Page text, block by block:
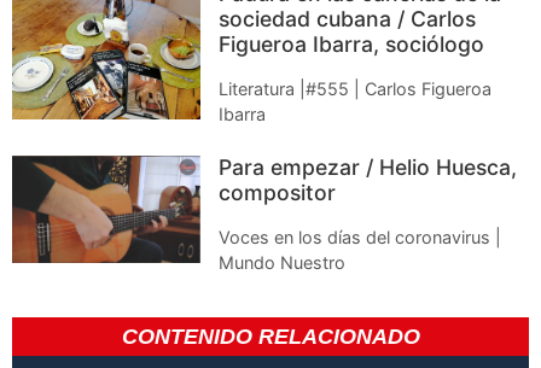
sociedad cubana / Carlos
Figueroa Ibarra, sociólogo
Literatura |#555 | Carlos Figueroa
Ibarra
Para empezar / Helio Huesca,
compositor
Voces en los días del coronavirus |
Mundo Nuestro
CONTENIDO RELACIONADO